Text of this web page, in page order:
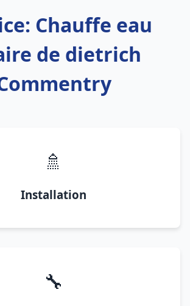
Chauffe eau
de dietrich
🚿
Installation
🔧